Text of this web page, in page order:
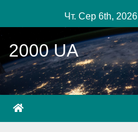
до
вмісту
Чт. Сер 6th, 2026
2000 UA